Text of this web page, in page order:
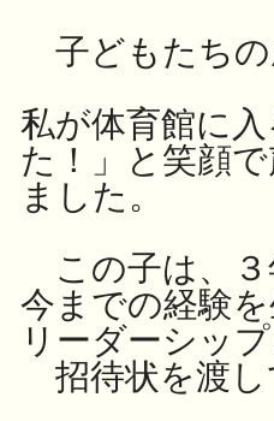
子どもたちの
私が体育館に
た！」と笑顔
ました。
この子は、３
今までの経験を
リーダーシッ
招待状を渡し